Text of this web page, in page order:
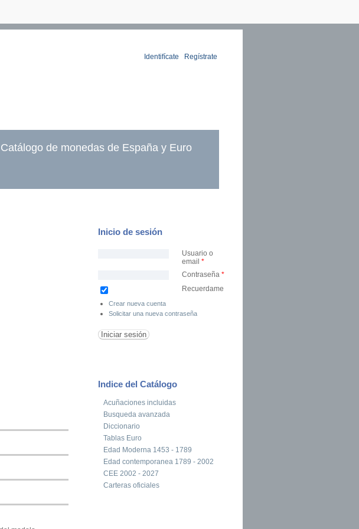
Identifícate Regístrate
Catálogo de monedas de España y Euro
Inicio de sesión
Usuario o
email *
Contraseña *
Recuerdame
Crear nueva cuenta
Solicitar una nueva contraseña
Indice del Catálogo
Acuñaciones incluidas
Busqueda avanzada
Diccionario
Tablas Euro
Edad Moderna 1453 - 1789
Edad contemporanea 1789 - 2002
CEE 2002 - 2027
Carteras oficiales